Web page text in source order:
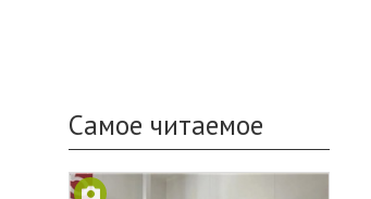
Самое читаемое